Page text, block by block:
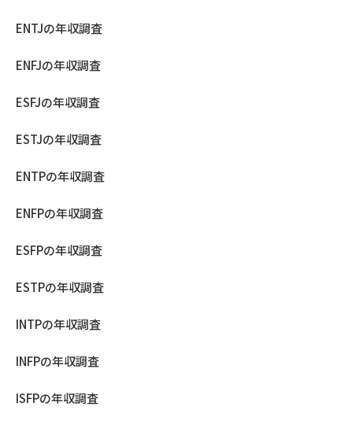
ENTJの年収調査
ENFJの年収調査
ESFJの年収調査
ESTJの年収調査
ENTPの年収調査
ENFPの年収調査
ESFPの年収調査
ESTPの年収調査
INTPの年収調査
INFPの年収調査
ISFPの年収調査